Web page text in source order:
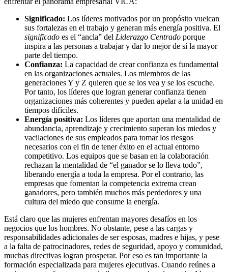
Significado: Los líderes motivados por un propósito vuelcan
sus fortalezas en el trabajo y generan más energía positiva. El
significado es el “ancla” del Liderazgo Centrado porque
inspira a las personas a trabajar y dar lo mejor de sí la mayor
parte del tiempo.
Confianza: La capacidad de crear confianza es fundamental
en las organizaciones actuales. Los miembros de las
generaciones Y y Z quieren que se los vea y se los escuche.
Por tanto, los líderes que logran generar confianza tienen
organizaciones más coherentes y pueden apelar a la unidad en
tiempos difíciles.
Energía positiva: Los líderes que aportan una mentalidad de
abundancia, aprendizaje y crecimiento superan los miedos y
vacilaciones de sus empleados para tomar los riesgos
necesarios con el fin de tener éxito en el actual entorno
competitivo. Los equipos que se basan ​​en la colaboración
rechazan la mentalidad de “el ganador se lo lleva todo”,
liberando energía a toda la empresa. Por el contrario, las
empresas que fomentan la competencia extrema crean
ganadores, pero también muchos más perdedores y una
cultura del miedo que consume la energía.
Está claro que las mujeres enfrentan mayores desafíos en los
negocios que los hombres. No obstante, pese a las cargas y
responsabilidades adicionales de ser esposas, madres e hijas, y pese
a la falta de patrocinadores, redes de seguridad, apoyo y comunidad,
muchas directivas logran prosperar. Por eso es tan importante la
formación especializada para mujeres ejecutivas. Cuando reúnes a